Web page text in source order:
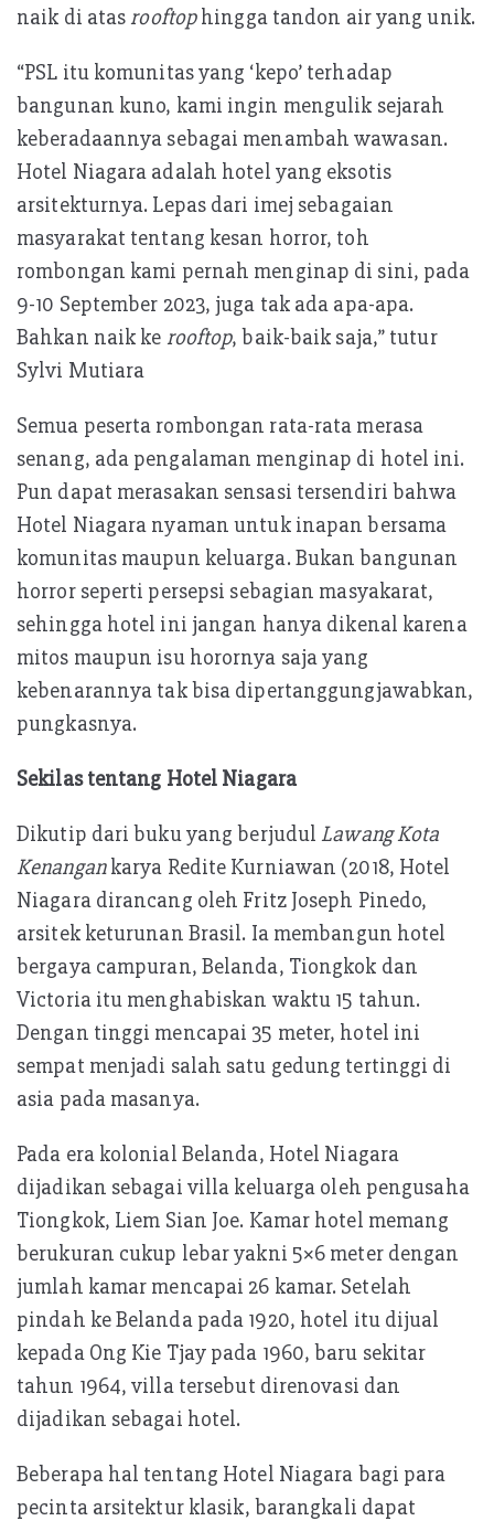
naik di atasrooftophingga tandon air yang unik.
“PSL itu komunitas yang ‘kepo’ terhadap
bangunan kuno, kami ingin mengulik sejarah
keberadaannya sebagai menambah wawasan.
Hotel Niagara adalah hotel yang eksotis
arsitekturnya. Lepas dari imej sebagaian
masyarakat tentang kesan horror, toh
rombongan kami pernah menginap di sini, pada
9-10 September 2023, juga tak ada apa-apa.
Bahkan naik ke rooftop, baik-baik saja,” tutur
Sylvi Mutiara
Semua peserta rombongan rata-rata merasa
senang, ada pengalaman menginap di hotel ini.
Pun dapat merasakan sensasi tersendiri bahwa
Hotel Niagara nyaman untuk inapan bersama
komunitas maupun keluarga. Bukan bangunan
horror seperti persepsi sebagian masyakarat,
sehingga hotel ini jangan hanya dikenal karena
mitos maupun isu horornya saja yang
kebenarannya tak bisa dipertanggungjawabkan,
pungkasnya.
Sekilas tentang Hotel Niagara
Dikutip dari buku yang berjudulLawang Kota
Kenangankarya Redite Kurniawan (2018, Hotel
Niagara dirancang oleh Fritz Joseph Pinedo,
arsitek keturunan Brasil. Ia membangun hotel
bergaya campuran, Belanda, Tiongkok dan
Victoria itu menghabiskan waktu 15 tahun.
Dengan tinggi mencapai 35 meter, hotel ini
sempat menjadi salah satu gedung tertinggi di
asia pada masanya.
Pada era kolonial Belanda, Hotel Niagara
dijadikan sebagai villa keluarga oleh pengusaha
Tiongkok, Liem Sian Joe. Kamar hotel memang
berukuran cukup lebar yakni 5×6 meter dengan
jumlah kamar mencapai 26 kamar. Setelah
pindah ke Belanda pada 1920, hotel itu dijual
kepada Ong Kie Tjay pada 1960, baru sekitar
tahun 1964, villa tersebut direnovasi dan
dijadikan sebagai hotel.
Beberapa hal tentang Hotel Niagara bagi para
pecinta arsitektur klasik, barangkali dapat